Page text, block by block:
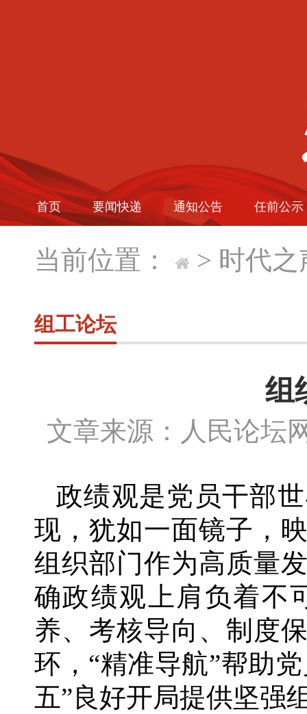
首页 要闻快递 通知公告 任前公示
当前位置： > 时代之
组工论坛
组
文章来源：人民论
政绩观是党员干部
现，犹如一面镜子，
组织部门作为高质量
确政绩观上肩负着不
养、考核导向、制度
环， “精准导航”帮助
五”良好开局提供坚强